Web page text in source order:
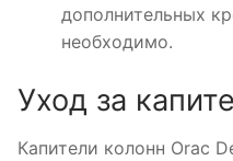
дополнительных
необходимо.
Уход за
Капители колонн Orac